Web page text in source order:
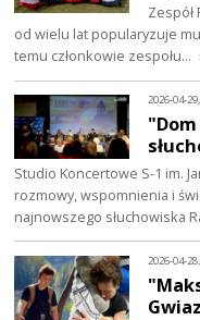
Zespół
od wielu lat popularyzuje
temu członkowie zespołu…
2026-04-
Studio Koncertowe S-1 im.
rozmowy, wspomnienia i
najnowszego słuchowiska
2026-04-